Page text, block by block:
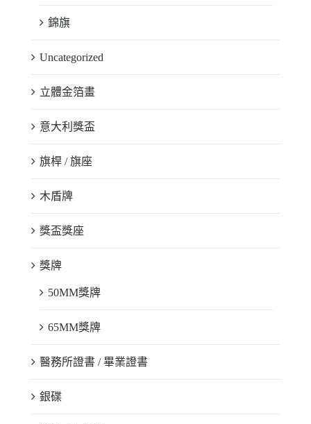
錦旗
Uncategorized
立體金箔畫
意大利獎盃
旗桿 / 旗座
木盾牌
獎盃獎座
獎牌
50MM獎牌
65MM獎牌
醫務所證書 / 畢業證書
銀碟